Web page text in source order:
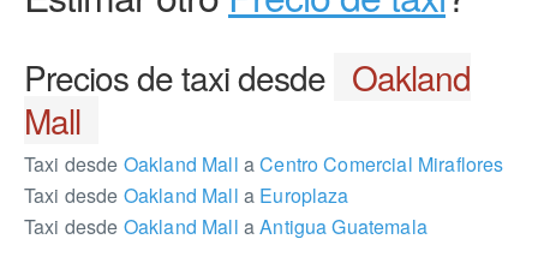
Precios de taxi desde Oakland
Mall
Taxi desde Oakland Mall aCentro Comercial Miraflores
Taxi desde Oakland Mall a Europlaza
Taxi desde Oakland Mall aAntigua Guatemala